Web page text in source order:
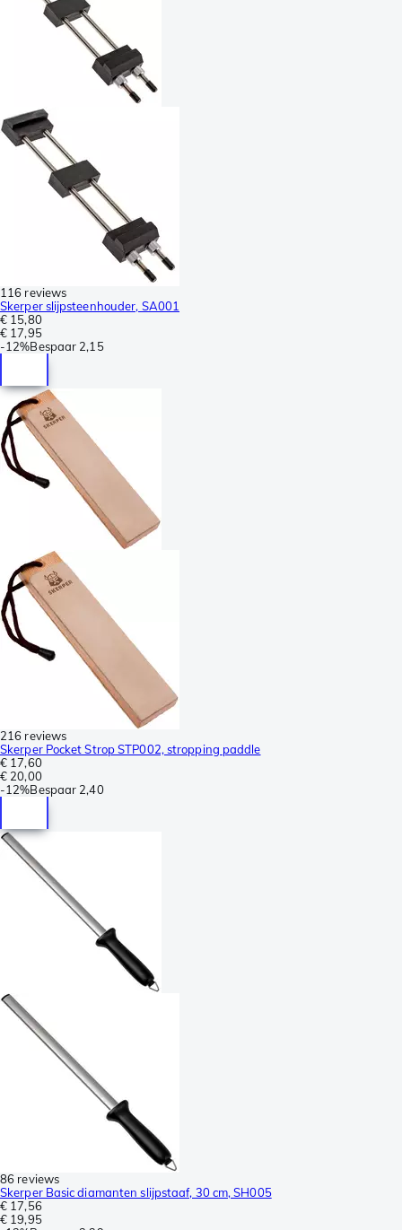
116 reviews
Skerper slijpsteenhouder, SA001
€ 15,80
€ 17,95
-12%Bespaar 2,15
216 reviews
Skerper Pocket Strop STP002, stropping paddle
€ 17,60
€ 20,00
-12%Bespaar 2,40
86 reviews
Skerper Basic diamanten slijpstaaf, 30 cm, SH005
€ 17,56
€ 19,95